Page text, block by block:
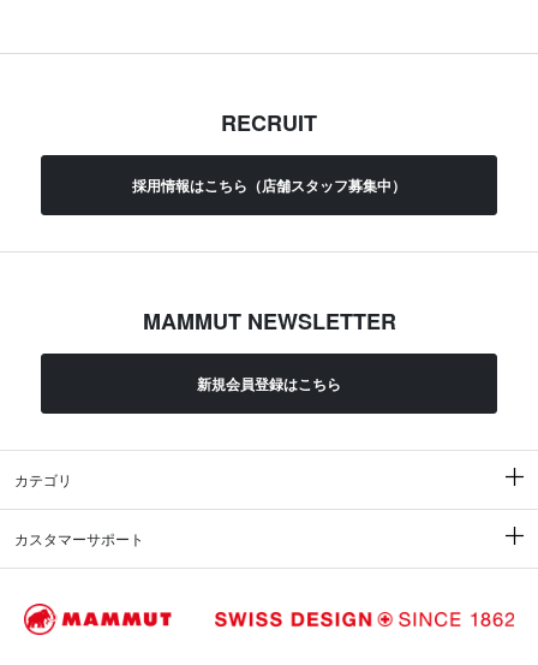
RECRUIT
採用情報はこちら（店舗スタッフ募集中）
MAMMUT NEWSLETTER
新規会員登録はこちら
カテゴリ
カスタマーサポート